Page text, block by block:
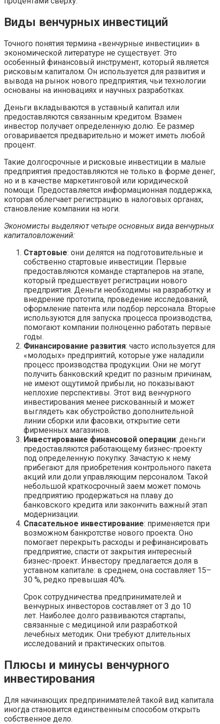
Виды венчурных инвестиций
Точного понятия термина «венчурные инвестиции» в
экономической литературе не существует. Это
особенный финансовый инструмент, который является
рисковым капиталом. Он используется для развития и
вывода на рынок нового предприятия, чьи технологии
основаны на инновациях и научных разработках.
Деньги вкладываются в уставный капитал или
предоставляются связанным кредитом. Взамен
инвестор получает определенную долю. Ее размер
оговаривается предварительно и может иметь любой
процент.
Такие долгосрочные и рисковые инвестиции в малые
предприятия предоставляются не только в форме денег,
но и в качестве маркетинговой или юридической
помощи. Предоставляется информационная поддержка,
которая облегчает регистрацию в налоговых органах,
становление компании на ноги.
Экономисты выделяют четыре основных вида венчурных
капиталовложений:
Стартовые: они делятся на подготовительные и
собственно стартовые инвестиции. Первые
предоставляются команде стартаперов на этапе,
который предшествует регистрации нового
предприятия. Деньги необходимы на разработку и
внедрение прототипа, проведение исследований,
оформление патента или подбор персонала. Вторые
используются для запуска процесса производства,
помогают компании полноценно работать первые
годы.
Финансирование развития: часто используется для
«молодых» предприятий, которые уже наладили
процесс производства продукции. Они не могут
получить банковский кредит по разным причинам,
не имеют ощутимой прибыли, но показывают
неплохие перспективы. Этот вид венчурного
инвестирования менее рискованный и может
выглядеть как обустройство дополнительной
линии сборки или фасовки, открытие сети
фирменных магазинов.
Инвестирование финансовой операции: деньги
предоставляются работающему бизнес-проекту
под определенную покупку. Зачастую к нему
прибегают для приобретения контрольного пакета
акций или доли управляющим персоналом. Такой
небольшой краткосрочный заем может помочь
предприятию продержаться на плаву до
банковского кредита или закончить важный этап
модернизации.
Спасательное инвестирование: применяется при
возможном банкротстве нового проекта. Оно
помогает перекрыть расходы и рефинансировать
предприятие, спасти от закрытия интересный
бизнес-проект. Инвестору предлагается доля в
уставном капитале: в среднем, она составляет 15–
30 %, редко превышая 40%.
Срок сотрудничества предпринимателей и
венчурных инвесторов составляет от 3 до 10
лет. Наиболее долго развиваются стартапы,
связанные с медициной или разработкой
лечебных методик. Они требуют длительных
исследований и практических опытов.
Плюсы и минусы венчурного
инвестирования
Для начинающих предпринимателей такой вид капитала
иногда становится единственным способом открыть
собственное дело.